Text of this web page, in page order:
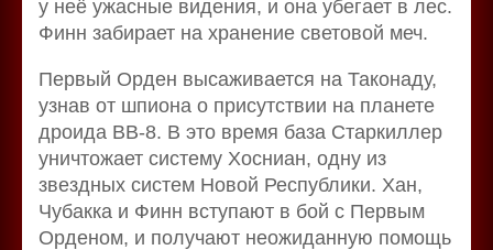
у неё ужасные видения, и она убегает в лес.
Финн забирает на хранение световой меч.
Первый Орден высаживается на Таконаду,
узнав от шпиона о присутствии на планете
дроида BB-8. В это время база Старкиллер
уничтожает систему Хосниан, одну из
звездных систем Новой Республики. Хан,
Чубакка и Финн вступают в бой с Первым
Орденом, и получают неожиданную помощь